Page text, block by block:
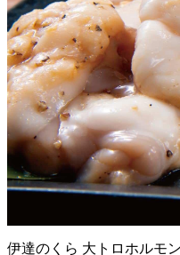
伊達のくら 大トロホルモ